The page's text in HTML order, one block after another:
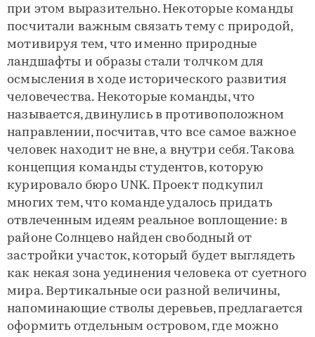
при этом выразительно. Некоторые команды
посчитали важным связать тему с природой,
мотивируя тем, что именно природные
ландшафты и образы стали толчком для
осмысления в ходе исторического развития
человечества. Некоторые команды, что
называется, двинулись в противоположном
направлении, посчитав, что все самое важное
человек находит не вне, а внутри себя. Такова
концепция команды студентов, которую
курировало бюро UNK. Проект подкупил
многих тем, что команде удалось придать
отвлеченным идеям реальное воплощение: в
районе Солнцево найден свободный от
застройки участок, который будет выглядеть
как некая зона уединения человека от суетного
мира. Вертикальные оси разной величины,
напоминающие стволы деревьев, предлагается
оформить отдельным островом, где можно